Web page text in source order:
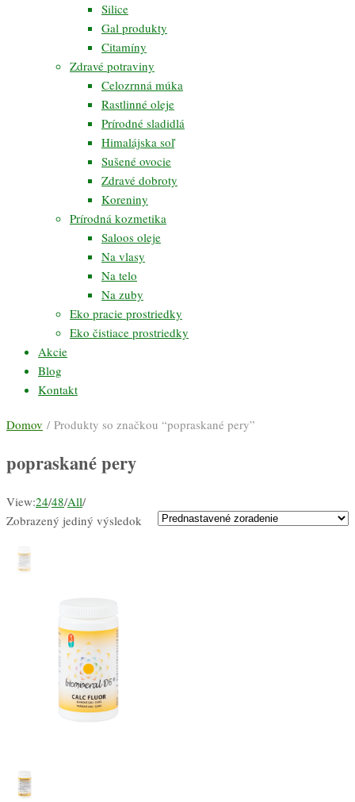
Silice
Gal produkty
Citamíny
Zdravé potraviny
Celozrnná múka
Rastlinné oleje
Prírodné sladidlá
Himalájska soľ
Sušené ovocie
Zdravé dobroty
Koreniny
Prírodná kozmetika
Saloos oleje
Na vlasy
Na telo
Na zuby
Eko pracie prostriedky
Eko čistiace prostriedky
Akcie
Blog
Kontakt
Domov / Produkty so značkou “popraskané pery”
popraskané pery
View:24/48/All/
Zobrazený jediný výsledok